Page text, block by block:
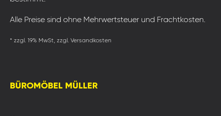
Alle Preise sind ohne Mehrwertsteuer und Frachtkosten.
* zzgl. 19% MwSt, zzgl. Versandkosten
BÜROMÖBEL MÜLLER